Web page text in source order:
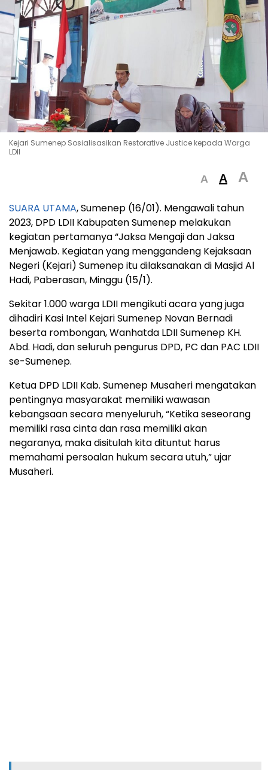
Kejari Sumenep Sosialisasikan Restorative Justice kepada Warga
LDII
A A A
SUARA UTAMA, Sumenep (16/01). Mengawali tahun
2023, DPD LDII Kabupaten Sumenep melakukan
kegiatan pertamanya “Jaksa Mengaji dan Jaksa
Menjawab. Kegiatan yang menggandeng Kejaksaan
Negeri (Kejari) Sumenep itu dilaksanakan di Masjid Al
Hadi, Paberasan, Minggu (15/1).
Sekitar 1.000 warga LDII mengikuti acara yang juga
dihadiri Kasi Intel Kejari Sumenep Novan Bernadi
beserta rombongan, Wanhatda LDII Sumenep KH.
Abd. Hadi, dan seluruh pengurus DPD, PC dan PAC LDII
se-Sumenep.
Ketua DPD LDII Kab. Sumenep Musaheri mengatakan
pentingnya masyarakat memiliki wawasan
kebangsaan secara menyeluruh, “Ketika seseorang
memiliki rasa cinta dan rasa memiliki akan
negaranya, maka disitulah kita dituntut harus
memahami persoalan hukum secara utuh,” ujar
Musaheri.